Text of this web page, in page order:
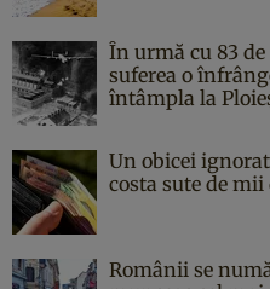
În urmă cu 83
suferea o
întâmpla la
Un obicei
costa sute de mii
Românii se